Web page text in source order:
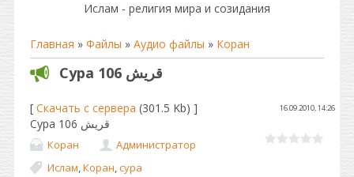
Ислам - религия мира и созидания
Главная » Файлы » Аудио файлы » Коран
Сура 106 قريش
[ Скачать с сервера (301.5 Kb) ] 16.09.2010, 14:26
Сура 106 قريش
Коран
Администратор
Ислам,Коран,сура